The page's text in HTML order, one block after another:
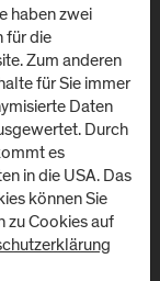
haben zwei
für die
Zum anderen
für Sie immer
Daten
Durch
es
in die USA. Das
können Sie
zu Cookies auf